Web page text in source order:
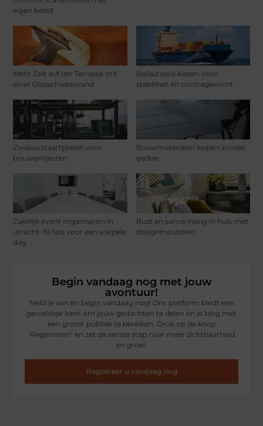
eigen beeld
Mehr Zeit auf der Terrasse mit
einer Glasschiebewand
Ballastlood kiezen voor
stabiliteit en contragewicht
Zwaluwstaartplaten voor
bouwprojecten
Bouwmaterialen kopen zonder
gedoe
Zakelijk event organiseren in
utrecht: 10 tips voor een soepele
dag
Rust en samenhang in huis met
designmeubelen
Begin vandaag nog met jouw
avontuur!
Meld je aan en begin vandaag nog! Ons platform biedt een
geweldige kans om jouw gedachten te delen en je blog met
een groter publiek te bereiken. Druk op de knop
‘Registreren’ en zet de eerste stap naar meer zichtbaarheid
en groei.
Registreer u vandaag nog